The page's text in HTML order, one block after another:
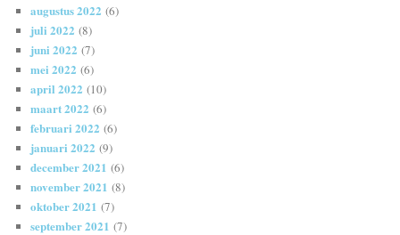
augustus 2022 (6)
juli 2022 (8)
juni 2022 (7)
mei 2022 (6)
april 2022 (10)
maart 2022 (6)
februari 2022 (6)
januari 2022 (9)
december 2021 (6)
november 2021 (8)
oktober 2021 (7)
september 2021 (7)